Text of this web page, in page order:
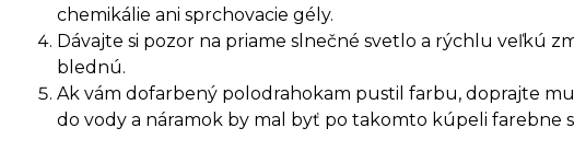
chemikálie ani sprchovacie gély.
Dávajte si pozor na priame slnečné svetlo a rýchlu veľkú
blednú.
Ak vám dofarbený polodrahokam pustil farbu, doprajte
do vody a náramok by mal byť po takomto kúpeli farebne